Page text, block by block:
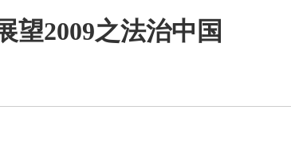
望2009之法治中国